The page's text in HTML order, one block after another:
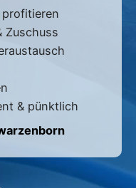
profitieren
Zuschuss
& pünktlich